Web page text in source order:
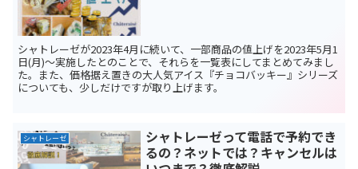
シャトレーゼが2023年4月に続いて、一部商品の値上げを2023年5月1
日(月)～実施したとのことで、それらを一覧表にしてまとめてみまし
た。また、価格据え置きの大人気アイス『チョコバッキー』シリーズ
についても、少しだけですが取り上げます。
シャトレーゼ
シャトレーゼって電話で予約でき
るの？ネットでは？キャンセルは